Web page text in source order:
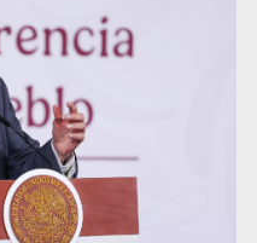
tras desaparición